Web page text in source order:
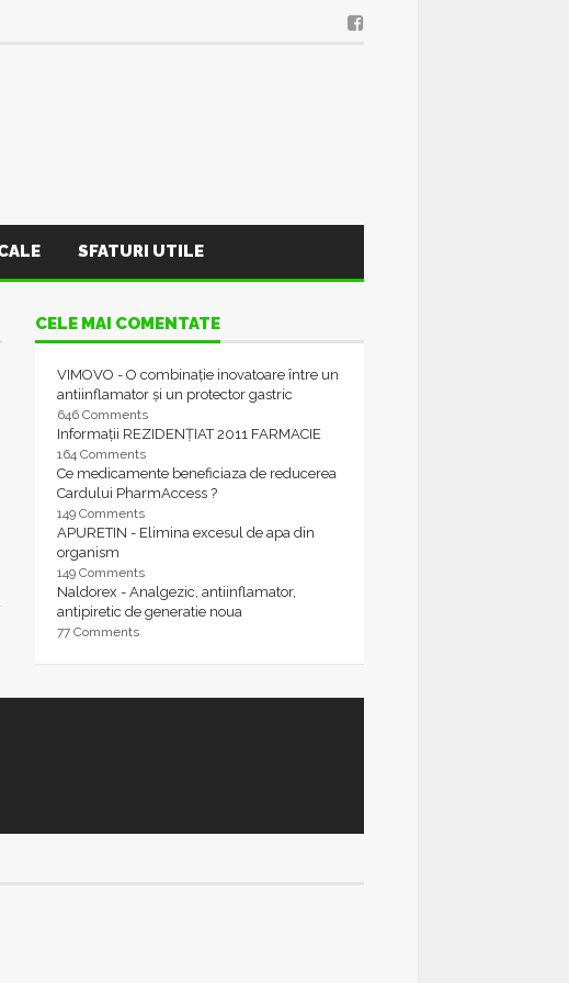
SFATURI UTILE
CELE MAI COMENTATE
VIMOVO - O combinație inovatoare între un
antiinflamator și un protector gastric
646 Comments
Informații REZIDENȚIAT 2011 FARMACIE
164 Comments
Ce medicamente beneficiaza de reducerea
Cardului PharmAccess ?
149 Comments
APURETIN - Elimina excesul de apa din
organism
149 Comments
Naldorex - Analgezic, antiinflamator,
antipiretic de generatie noua
77 Comments